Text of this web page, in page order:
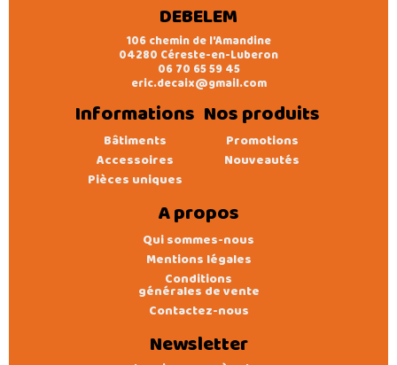
DEBELEM
106 chemin de l'Amandine
04280 Céreste-en-Luberon
06 70 65 59 45
eric.decaix@gmail.com
Informations
Bâtiments
Accessoires
Pièces uniques
Nos produits
Promotions
Nouveautés
A propos
Qui sommes-nous
Mentions légales
Conditions
générales de vente
Contactez-nous
Newsletter